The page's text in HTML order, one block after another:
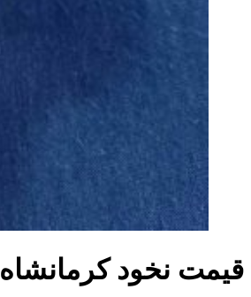
قیمت نخود کرمانشاه